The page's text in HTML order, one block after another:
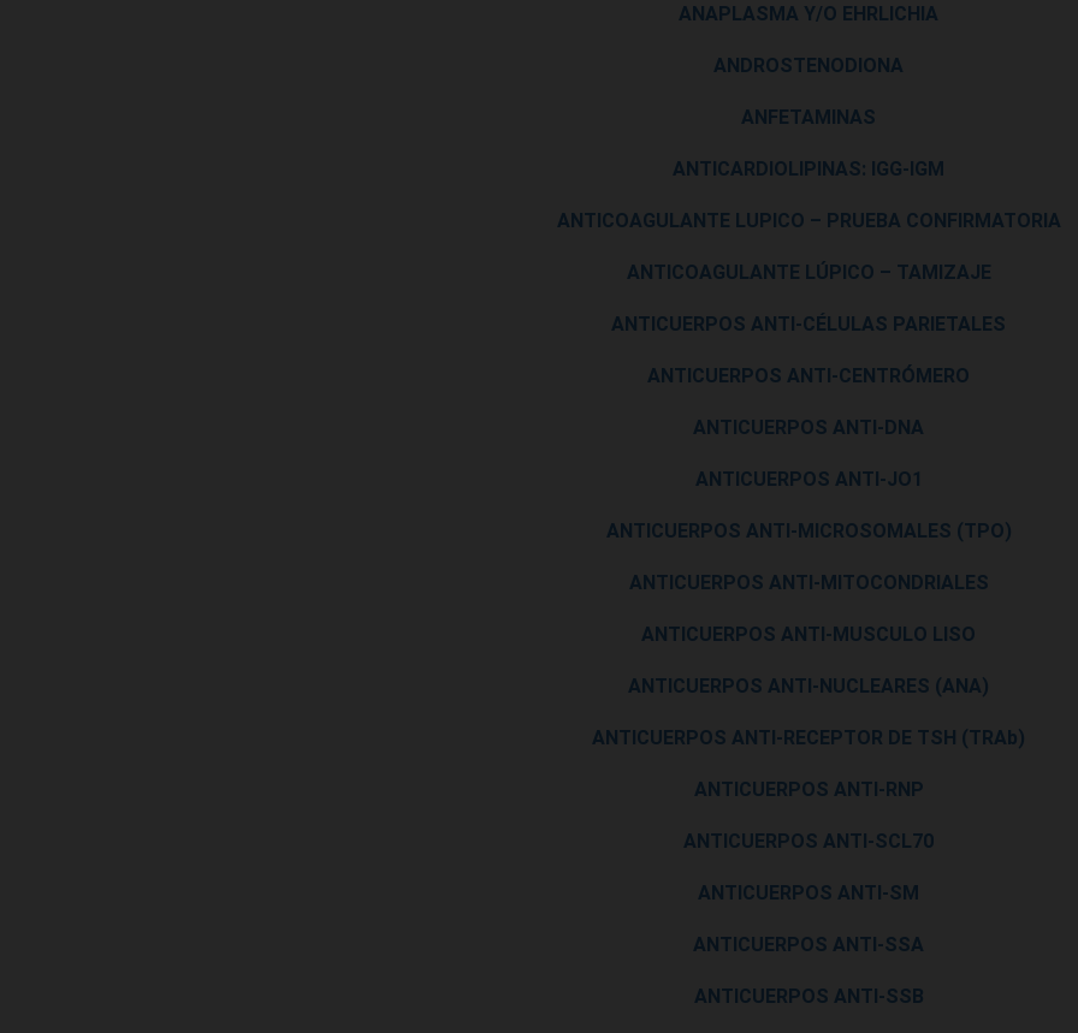
ANAPLASMA Y/O EHRLICHIA
ANDROSTENODIONA
ANFETAMINAS
ANTICARDIOLIPINAS: IGG-IGM
ANTICOAGULANTE LUPICO – PRUEBA CONFIRMATORIA
ANTICOAGULANTE LÚPICO – TAMIZAJE
ANTICUERPOS ANTI-CÉLULAS PARIETALES
ANTICUERPOS ANTI-CENTRÓMERO
ANTICUERPOS ANTI-DNA
ANTICUERPOS ANTI-JO1
ANTICUERPOS ANTI-MICROSOMALES (TPO)
ANTICUERPOS ANTI-MITOCONDRIALES
ANTICUERPOS ANTI-MUSCULO LISO
ANTICUERPOS ANTI-NUCLEARES (ANA)
ANTICUERPOS ANTI-RECEPTOR DE TSH (TRAb)
ANTICUERPOS ANTI-RNP
ANTICUERPOS ANTI-SCL70
ANTICUERPOS ANTI-SM
ANTICUERPOS ANTI-SSA
ANTICUERPOS ANTI-SSB